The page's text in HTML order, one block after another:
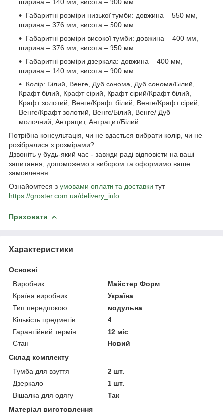
ширина – 140 мм, висота – 900 мм.
Габаритні розміри низької тумби: довжина – 550 мм,
ширина – 376 мм, висота – 500 мм.
Габаритні розміри високої тумби: довжина – 400 мм,
ширина – 376 мм, висота – 950 мм.
Габаритні розміри дзеркала: довжина – 400 мм,
ширина – 140 мм, висота – 900 мм.
Колір: Білий, Венге, Дуб сонома, Дуб сонома/Білий,
Крафт білий, Крафт сірий, Крафт сірий/Крафт білий,
Крафт золотий, Венге/Крафт білий, Венге/Крафт сірий,
Венге/Крафт золотий, Венге/Білий, Венге/ Дуб
молочний, Антрацит, Антрацит/Білий
Потрібна консультація, чи не вдається вибрати колір, чи не
розібралися з розмірами?
Дзвоніть у будь-який час - завжди раді відповісти на ваші
запитання, допоможемо з вибором та оформимо ваше
замовлення.
Ознайомтеся з умовами оплати та доставки тут —
https://groster.com.ua/delivery_info
Приховати
Характеристики
Основні
Виробник
Майстер Форм
Країна виробник
Україна
Тип передпокою
модульна
Кількість предметів
4
Гарантійний термін
12 міс
Стан
Новий
Склад комплекту
Тумба для взуття
2 шт.
Дзеркало
1 шт.
Вішалка для одягу
Так
Матеріал виготовлення